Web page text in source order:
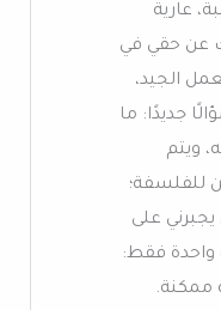
عارية
عن حقي في
الجيد،
جديدًا: ما
ويتم
للفلسفة؛
على
واحدة فقط:
ممكنة.